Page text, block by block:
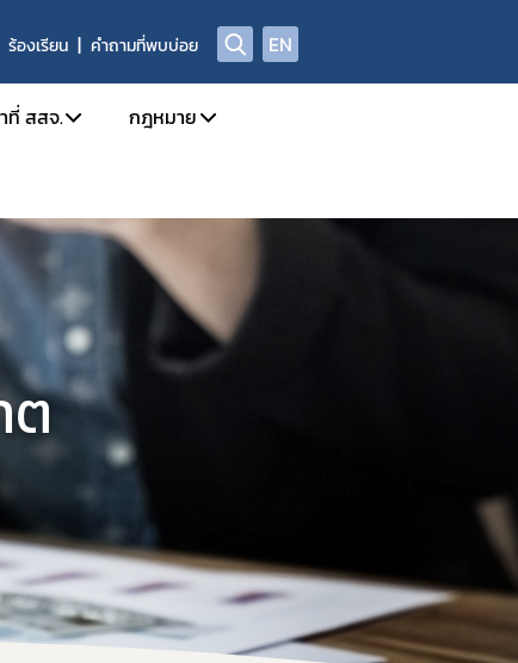
ร้องเรียน คำถามที่พบบ่อย EN
ในประเภท 2 และวัตถุออกฤทธิ์ในประเภท 2,3,4
4
ยาเสพติด/วัตถุออกฤทธิ์ และ นำผ่าน
ซึ่งสารกาเฟอีน (Caffeine)
1
โทษให้โทษในประเภท 2 และวัตถุออกฤทธิ์ในประเภท 2
ท 5
สือรับรองยาเสพติดให้โทษ หรือวัตถุออกฤทธิ์
การออกใบอนุญาต/ทะเบียน
ที่ สสจ.
งานระบบ e-Submission
ดสิทธิ์ให้ผู้ประกอบการเข้าใช้งานระบบ
เรื่อง มอบอำนาจ
chat สำหรับเจ้าหน้าที่
รขับเคลื่อนและพัฒนาระบบเครือข่าย
วจอนุญาตสถานที่สกัดกัญชง
จงกฎหมายใหม่
าต วจ.1 / ยส.3 / ตักเตือน พักใช้ หรือการเพิกถอนใบอนุญาต
าตจำหน่าย ยส.2 หรือ วจ.2 พ.ศ. 2567
รวงการอนุญาตมีไว้ในครอบครอง ยส.2 วจ.2/วจ.3/วจ.4 พ.ศ. 2568
ะทรวงการอนุญาต ยส.5 ที่มิใช่สารสกัดจากกัญชาหรือกัญชง พ.ศ.
กฎหมาย
กฎหมายใหม่/ประเภทกฎหมาย
รายชื่อยาเสพติด/วัตถุเสพติด/สารระเหย
บทกำหนดโทษยาเสพติด/วัตถุออกฤทธิ์/สารระ
สาระสำคัญการควบคุมตามกฎหมาย
หลักเกณฑ์/แนวทาง
ต